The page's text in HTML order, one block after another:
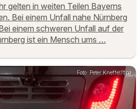
gelten in weiten Teilen Bayerns
Bei einem Unfall nahe Nürnberg
einem schweren Unfall auf der
ist ein Mensch ums …
Foto: Peter Kneffel/dpa